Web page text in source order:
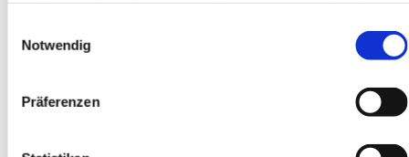
Notwendig
Präferenzen
8.1 Bericht zum Stand der Bewerbung des Kirchenkreises
der Landeskirche zur Entwicklung einer neuen
Statements